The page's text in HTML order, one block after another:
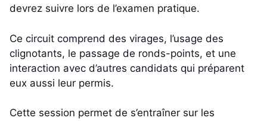
devrez suivre lors de l’examen pratique.
Ce circuit comprend des virages, l’usage des
clignotants, le passage de ronds-points, et une
interaction avec d’autres candidats qui préparent
eux aussi leur permis.
Cette session permet de s’entraîner sur les